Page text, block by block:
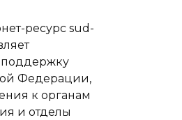
ресурс sud-
Федерации,
к органам
и отделы